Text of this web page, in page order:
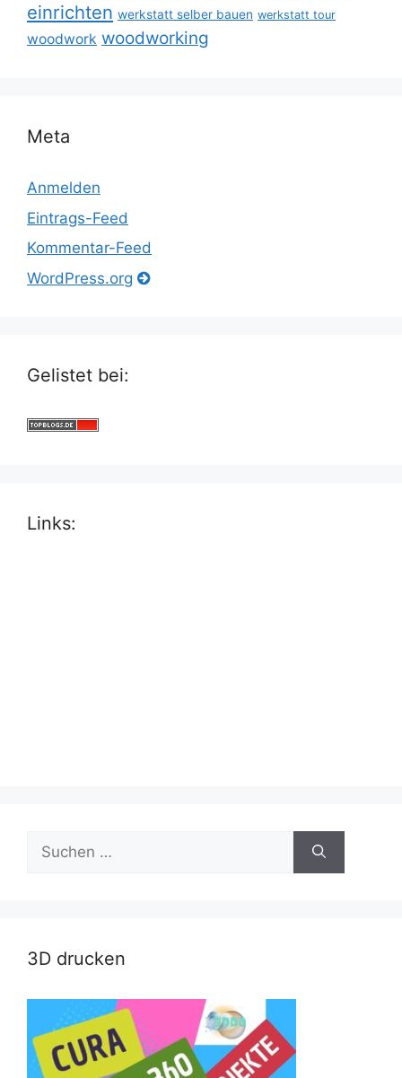
einrichten werkstatt selber bauen werkstatt tour
woodwork woodworking
Meta
Anmelden
Eintrags-Feed
Kommentar-Feed
WordPress.org
Gelistet bei:
Links:
Suche
nach:
3D drucken